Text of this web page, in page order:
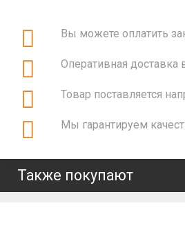
Вы можете оплатить
Оперативная доставка
Товар поставляется
Мы гарантируем
Также покупают